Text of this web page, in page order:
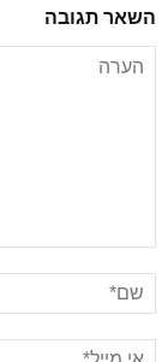
השאר תגובה